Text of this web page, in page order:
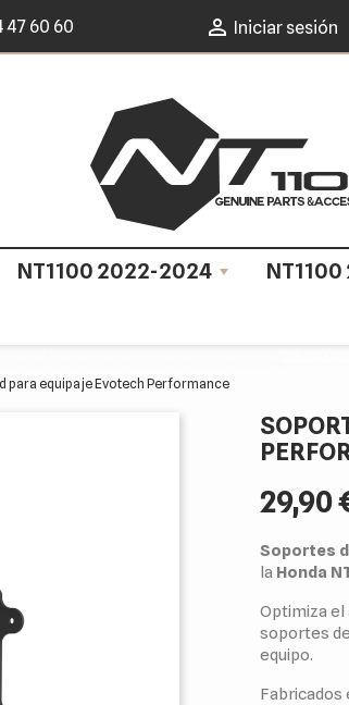
47 60 60  Iniciar sesión
NT1100 2022-2024
para equipaje Evotech Performance
29,90
Soportes
la Honda
Optimiza
soportes
equipo.